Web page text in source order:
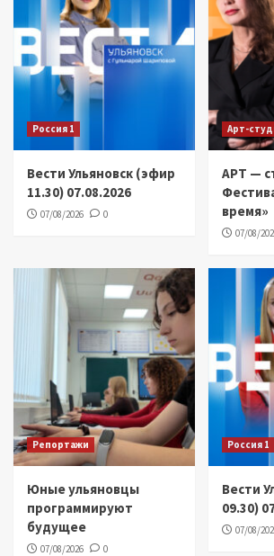
Россия 1
Вести Ульяновск (эфир
11.30) 07.08.2026
07/08/2026 0
Арт-
АРТ —
время»
07/08/
Репортажи
Юные ульяновцы
программируют
будущее
07/08/2026 0
Россия 1
Вести
09.30)
07/08/